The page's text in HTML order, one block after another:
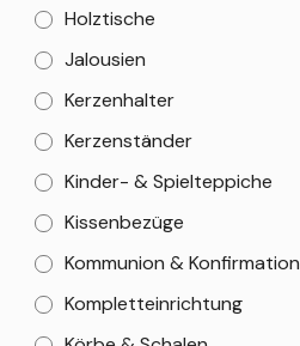
Holztische
Jalousien
Kerzenhalter
Kerzenständer
Kinder- & Spielteppiche
Kissenbezüge
Kommunion & Konfirmation
Kompletteinrichtung